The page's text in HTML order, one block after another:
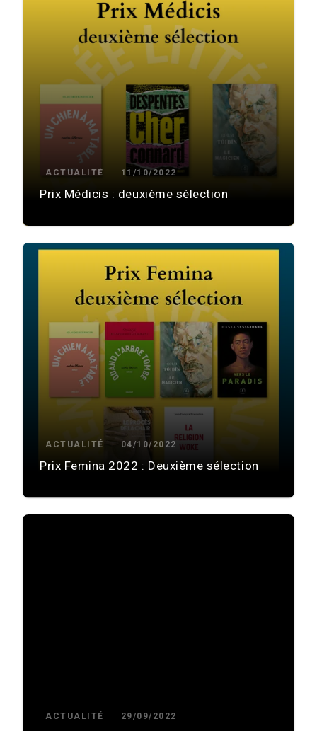
ACTUALITÉ 11/10/2022
Prix Médicis : deuxième sélection
ACTUALITÉ 04/10/2022
Prix Femina 2022 : Deuxième sélection
ACTUALITÉ 29/09/2022